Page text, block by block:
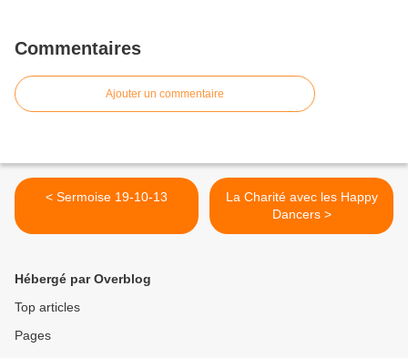
Commentaires
Ajouter un commentaire
< Sermoise 19-10-13
La Charité avec les Happy
Dancers >
Hébergé par Overblog
Top articles
Pages